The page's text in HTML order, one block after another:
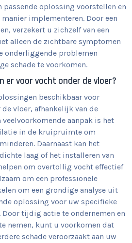
passende oplossing voorstellen en
implementeren. Door een
verzekert u zichzelf van een
alleen de zichtbare symptomen
onderliggende problemen
schade te voorkomen.
er voor vocht onder de vloer?
beschikbaar voor
vloer, afhankelijk van de
aanpak is het
in de kruipruimte om
Daarnaast kan het
laag of het installeren van
om overtollig vocht effectief
om een professionele
om een grondige analyse uit
oplossing voor uw specifieke
tijdig actie te ondernemen en
nemen, kunt u voorkomen dat
schade veroorzaakt aan uw